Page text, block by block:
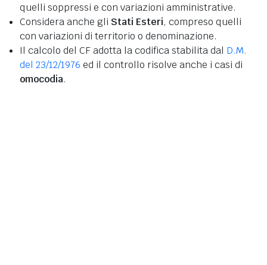
quelli soppressi e con variazioni amministrative.
Considera anche gli Stati Esteri, compreso quelli
con variazioni di territorio o denominazione.
Il calcolo del CF adotta la codifica stabilita dal D.M.
del 23/12/1976 ed il controllo risolve anche i casi di
omocodia.